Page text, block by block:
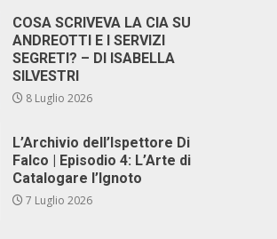
COSA SCRIVEVA LA CIA SU
ANDREOTTI E I SERVIZI
SEGRETI? – DI ISABELLA
SILVESTRI
8 Luglio 2026
L’Archivio dell’Ispettore Di
Falco | Episodio 4: L’Arte di
Catalogare l’Ignoto
7 Luglio 2026